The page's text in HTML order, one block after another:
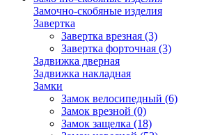
Замочно-скобяные изделия
Завертка
Завертка врезная (3)
Завертка форточная (3)
Задвижка дверная
Задвижка накладная
Замки
Замок велосипедный (6)
Замок врезной (0)
Замок защелка (18)